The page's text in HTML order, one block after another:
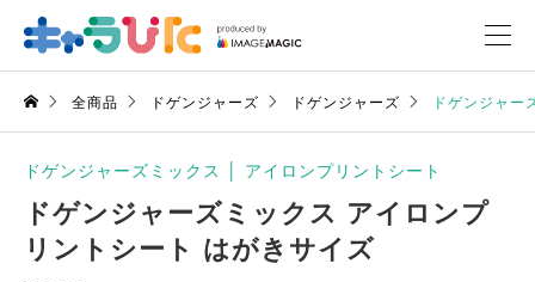
全商品 ドゲンジャーズ ドゲンジャーズ ドゲンジャー
ドゲンジャーズミックス アイロンプリントシート
ドゲンジャーズミックス アイロンプ
リントシート はがきサイズ